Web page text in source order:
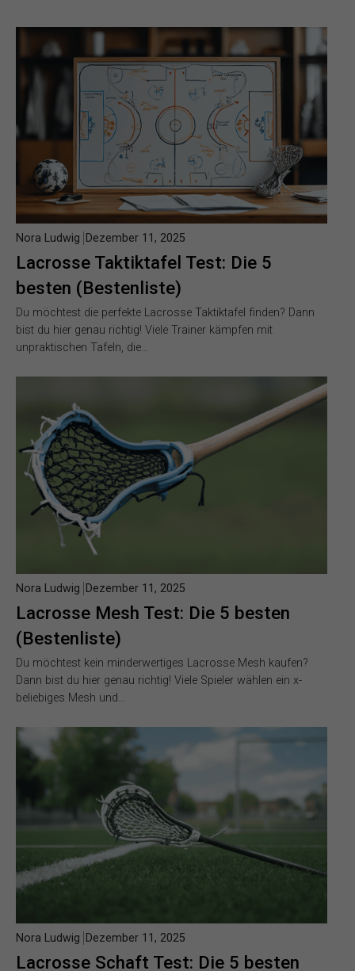
Lacrosse Taktiktafel Test: Die 5
besten (Bestenliste)
Nora Ludwig Dezember 11, 2025
Du möchtest die perfekte Lacrosse Taktiktafel finden? Dann
bist du hier genau richtig! Viele Trainer kämpfen mit
unpraktischen Tafeln, die…
Lacrosse Mesh Test: Die 5 besten
(Bestenliste)
Nora Ludwig Dezember 11, 2025
Du möchtest kein minderwertiges Lacrosse Mesh kaufen?
Dann bist du hier genau richtig! Viele Spieler wählen ein x-
beliebiges Mesh und…
Lacrosse Schaft Test: Die 5 besten
Nora Ludwig Dezember 11, 2025